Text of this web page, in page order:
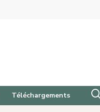
Téléchargements